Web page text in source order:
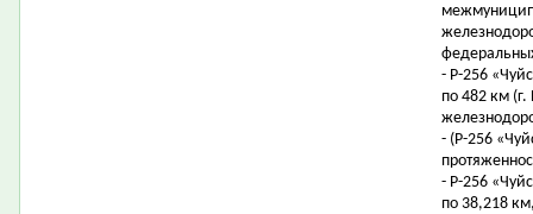
- Р-256
по 482 км
- (Р-256
- Р-256
по 38,218